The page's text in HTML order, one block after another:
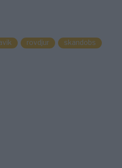
rovdjur skandobs